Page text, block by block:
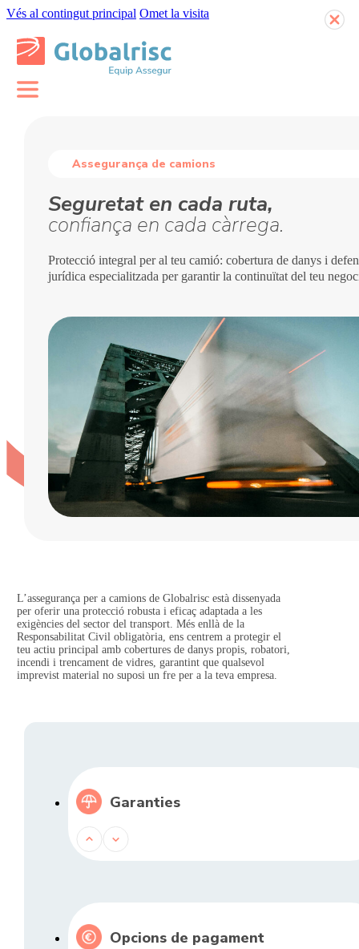
Vés al contingut principal Omet la visita
Assegurança de camions
Seguretat en cada ruta,
confiança en cada càrrega.
Protecció integral per al teu camió: cobertura de danys i
jurídica especialitzada per garantir la continuïtat del teu
L’assegurança per a camions de Globalrisc està dissenyada
per oferir una protecció robusta i eficaç adaptada a les
exigències del sector del transport. Més enllà de la
Responsabilitat Civil obligatòria, ens centrem a protegir el
teu actiu principal amb cobertures de danys propis, robatori,
incendi i trencament de vidres, garantint que qualsevol
imprevist material no suposi un fre per a la teva empresa.
Garanties
Opcions de pagament